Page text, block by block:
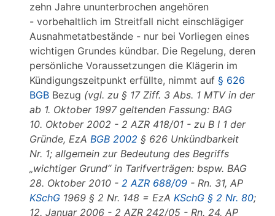
zehn Jahre ununterbrochen angehören
- vorbehaltlich im Streitfall nicht einschlägiger
Ausnahmetatbestände - nur bei Vorliegen eines
wichtigen Grundes kündbar. Die Regelung, deren
persönliche Voraussetzungen die Klägerin im
Kündigungszeitpunkt erfüllte, nimmt auf § 626
BGB Bezug (vgl. zu § 17 Ziff. 3 Abs. 1 MTV in der
ab 1. Oktober 1997 geltenden Fassung: BAG
10. Oktober 2002 - 2 AZR 418/01 - zu B I 1 der
Gründe, EzA BGB 2002 § 626 Unkündbarkeit
Nr. 1; allgemein zur Bedeutung des Begriffs
„wichtiger Grund“ in Tarifverträgen: bspw. BAG
28. Oktober 2010 - 2 AZR 688/09 - Rn. 31, AP
KSchG 1969 § 2 Nr. 148 = EzA KSchG § 2 Nr. 80;
12. Januar 2006 - 2 AZR 242/05 - Rn. 24, AP